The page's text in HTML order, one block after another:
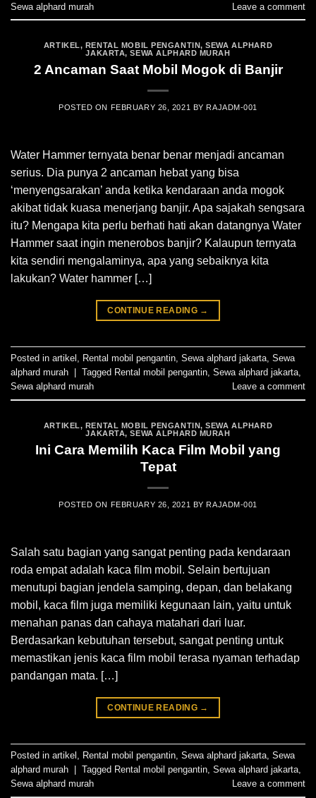
Sewa alphard murah
Leave a comment
ARTIKEL, RENTAL MOBIL PENGANTIN,SEWA ALPHARD
JAKARTA,SEWA ALPHARD MURAH
2 Ancaman Saat Mobil Mogok di Banjir
POSTED ON FEBRUARY 26, 2021 BY RAJADM-001
Water Hammer ternyata benar benar menjadi ancaman
serius. Dia punya 2 ancaman hebat yang bisa
‘menyengsarakan’ anda ketika kendaraan anda mogok
akibat tidak kuasa menerjang banjir. Apa sajakah sengsara
itu? Mengapa kita perlu berhati hati akan datangnya Water
Hammer saat ingin menerobos banjir? Kalaupun ternyata
kita sendiri mengalaminya, apa yang sebaiknya kita
lakukan? Water hammer […]
CONTINUE READING →
Posted in artikel , Rental mobil pengantin, Sewa alphard jakarta, Sewa
alphard murah
Tagged Rental mobil pengantin, Sewa alphard jakarta,
Sewa alphard murah
Leave a comment
ARTIKEL, RENTAL MOBIL PENGANTIN,SEWA ALPHARD
JAKARTA,SEWA ALPHARD MURAH
Ini Cara Memilih Kaca Film Mobil yang
Tepat
POSTED ON FEBRUARY 26, 2021 BY RAJADM-001
Salah satu bagian yang sangat penting pada kendaraan
roda empat adalah kaca film mobil. Selain bertujuan
menutupi bagian jendela samping, depan, dan belakang
mobil, kaca film juga memiliki kegunaan lain, yaitu untuk
menahan panas dan cahaya matahari dari luar.
Berdasarkan kebutuhan tersebut, sangat penting untuk
memastikan jenis kaca film mobil terasa nyaman terhadap
pandangan mata. […]
CONTINUE READING →
Posted in artikel , Rental mobil pengantin, Sewa alphard jakarta, Sewa
alphard murah
Tagged Rental mobil pengantin, Sewa alphard jakarta,
Sewa alphard murah
Leave a comment